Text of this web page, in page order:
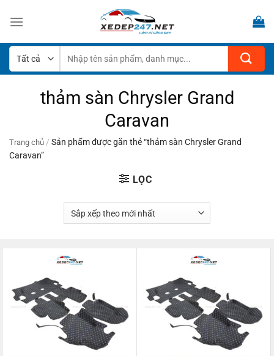
qua
dung
kiếm:
thảm sàn Chrysler Grand
Caravan
Trang chủ / Sản phẩm được gắn thẻ “thảm sàn Chrysler Grand
Caravan”
LỌC